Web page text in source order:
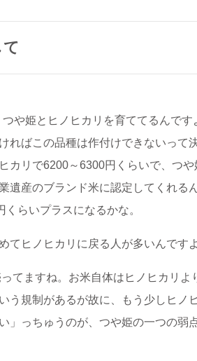
や姫とヒノヒカリを育ててるんで
ればこの品種は作付けできないって
カリで6200～6300円くらいで、つ
遺産のブランド米に認定してくれる
らいプラスになるかな。
てヒノヒカリに戻る人が多いんです
てますね。お米自体はヒノヒカリ
う規制があるが故に、もう少しヒノ
」っちゅうのが、つや姫の一つの弱